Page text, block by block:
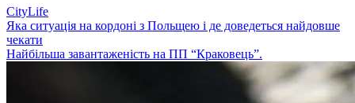
CityLife
Яка ситуація на кордоні з Польщею і де доведеться найдовше
чекати
Найбільша завантаженість на ПП “Краковець”.